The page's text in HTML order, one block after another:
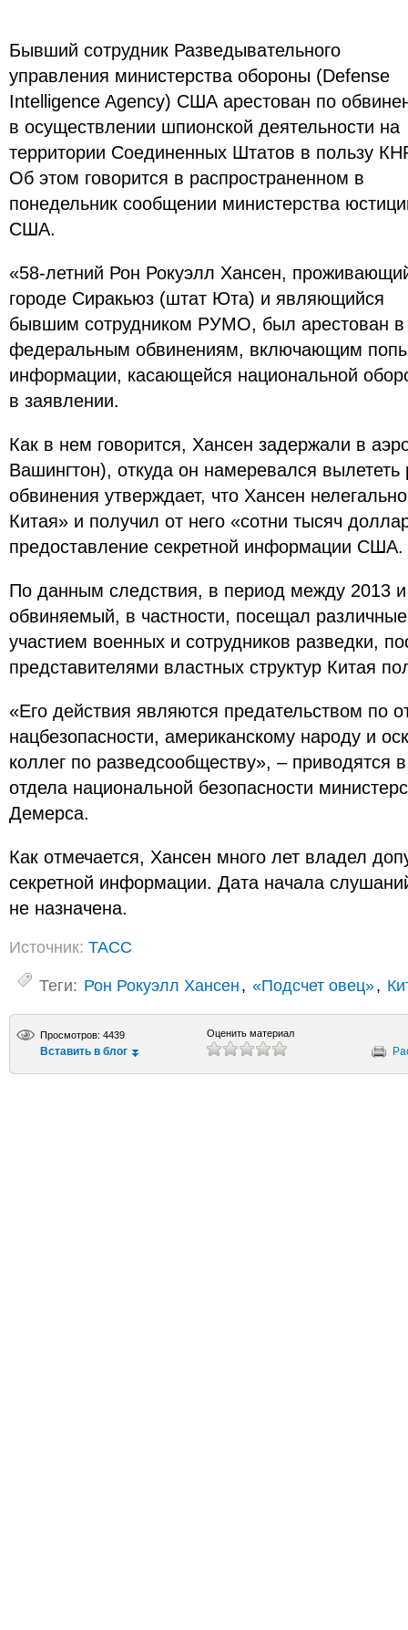
Бывший сотрудник Разведывательного
управления министерства обороны (Defense
Intelligence Agency) США арестован по
в осуществлении шпионской деятельности на
территории Соединенных Штатов в пользу
Об этом говорится в распространенном в
понедельник сообщении министерства
США.
«58-летний Рон Рокуэлл Хансен,
городе Сиракьюз (штат Юта) и являющийся
бывшим сотрудником РУМО, был арестован в
федеральным обвинениям, включающим
информации, касающейся национальной
в заявлении.
Как в нем говорится, Хансен задержали в
Вашингтон), откуда он намеревался
обвинения утверждает, что Хансен
Китая» и получил от него «сотни тысяч
предоставление секретной информации США.
По данным следствия, в период между 2013
обвиняемый, в частности, посещал
участием военных и сотрудников разведки,
представителями властных структур Китая
«Его действия являются предательством по
нацбезопасности, американскому народу и
коллег по разведсообществу», – приводятся
отдела национальной безопасности
Демерса.
Как отмечается, Хансен много лет владел
секретной информации. Дата начала
не назначена.
Источник: ТАСС
Теги: Рон Рокуэлл Хансен, «Подсчет овец»,
Просмотров: 4439
Вставить в блог
Оценить материал